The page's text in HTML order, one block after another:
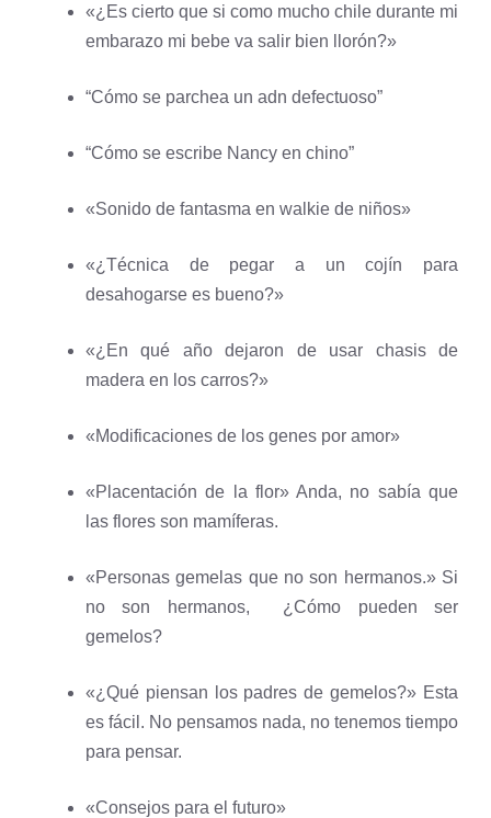
«¿Es cierto que si como mucho chile durante mi
embarazo mi bebe va salir bien llorón?»
“Cómo se parchea un adn defectuoso”
“Cómo se escribe Nancy en chino”
«Sonido de fantasma en walkie de niños»
«¿Técnica de pegar a un cojín para
desahogarse es bueno?»
«¿En qué año dejaron de usar chasis de
madera en los carros?»
«Modificaciones de los genes por amor»
«Placentación de la flor» Anda, no sabía que
las flores son mamíferas.
«Personas gemelas que no son hermanos.» Si
no son hermanos, ¿Cómo pueden ser
gemelos?
«¿Qué piensan los padres de gemelos?» Esta
es fácil. No pensamos nada, no tenemos tiempo
para pensar.
«Consejos para el futuro»